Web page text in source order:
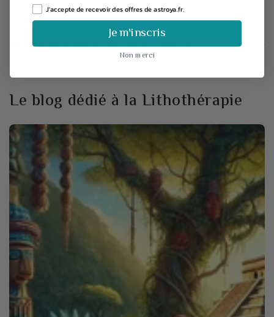
des propriétés énergétiquesdes pierres
Nos collections de bijoux en pierres
Le blog dédié à la Lithothérapie
J'accepte de recevoir des offres de astroya.fr.
Je m'inscris
Non merci